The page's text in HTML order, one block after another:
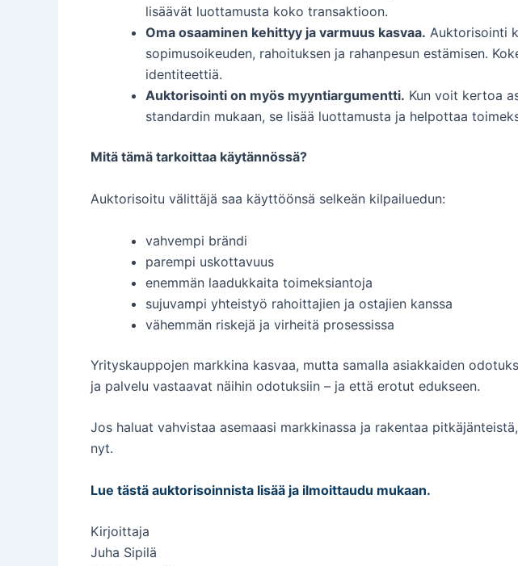
lisäävät luottamusta koko transaktioon.
Oma osaaminen kehittyy ja varmuus kasvaa. Auktorisointi
sopimusoikeuden, rahoituksen ja rahanpesun estämisen.
identiteettiä.
Auktorisointi on myös myyntiargumentti. Kun voit kertoa
standardin mukaan, se lisää luottamusta ja helpottaa
Mitä tämä tarkoittaa käytännössä?
Auktorisoitu välittäjä saa käyttöönsä selkeän kilpailuedun:
vahvempi brändi
parempi uskottavuus
enemmän laadukkaita toimeksiantoja
sujuvampi yhteistyö rahoittajien ja ostajien kanssa
vähemmän riskejä ja virheitä prosessissa
Yrityskauppojen markkina kasvaa, mutta samalla asiakkaiden
ja palvelu vastaavat näihin odotuksiin – ja että erotut edukseen.
Jos haluat vahvistaa asemaasi markkinassa ja rakentaa
nyt.
Lue tästä auktorisoinnista lisää ja ilmoittaudu mukaan.
Kirjoittaja
Juha Sipilä